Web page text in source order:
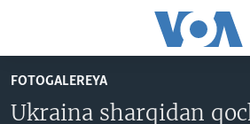
boring
Boshiga
Qidiruvga
FOTOGALEREYA
Ukraina sharqidan